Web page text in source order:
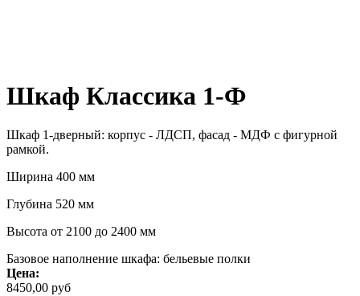
Шкаф Классика 1-Ф
Шкаф 1-дверный: корпус - ЛДСП, фасад - МДФ с фигурной
рамкой.
Ширина 400 мм
Глубина 520 мм
Высота от 2100 до 2400 мм
Базовое наполнение шкафа: бельевые полки
Цена:
8450,00 руб